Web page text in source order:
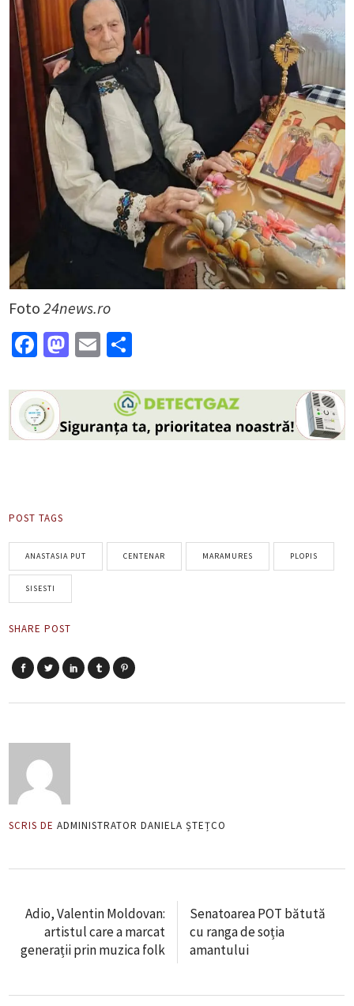
Foto24news.ro
Facebook
Mastodon
Email
POST TAGS
ANASTASIA PUT CENTENAR MARAMURES PLOPIS
SISESTI
SHARE POST
SCRIS DE ADMINISTRATOR DANIELA ȘTEȚCO
Adio, Valentin Moldovan:
artistul care a marcat
generații prin muzica folk
Senatoarea POT bătută
cu ranga de soția
amantului